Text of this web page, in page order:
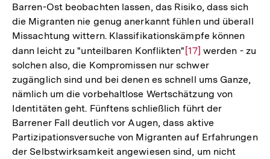
Barren-Ost beobachten lassen, das Risiko, dass sich
die Migranten nie genug anerkannt fühlen und überall
Missachtung wittern. Klassifikationskämpfe können
dann leicht zu "unteilbaren Konflikten" Zur
Auflösung
der
Fußnote
[17] werden - zu
solchen also, die Kompromissen nur schwer
zugänglich sind und bei denen es schnell ums Ganze,
nämlich um die vorbehaltlose Wertschätzung von
Identitäten geht. Fünftens schließlich führt der
Barrener Fall deutlich vor Augen, dass aktive
Partizipationsversuche von Migranten auf Erfahrungen
der Selbstwirksamkeit angewiesen sind, um nicht